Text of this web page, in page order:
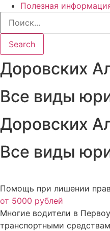
Полезная
Search
Доровских
Все виды
Доровских
Все виды
Помощь при лишении
от 5000 рублей
Многие водители в
транспортными